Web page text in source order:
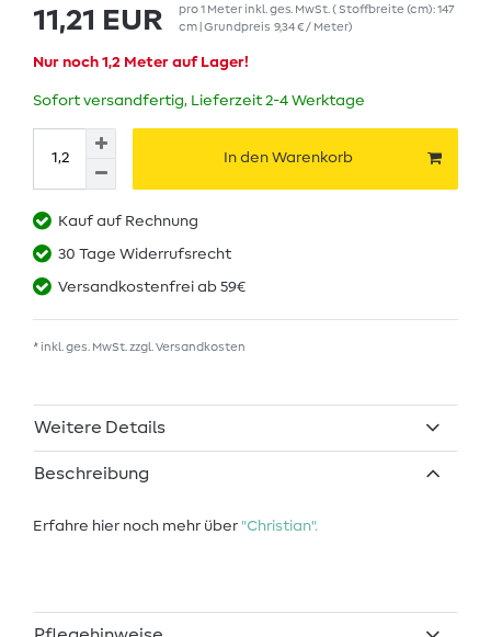
11,21 EUR pro1 Meterinkl. ges. MwSt. ( Stoffbreite (cm): 147
cm | Grundpreis 9,34 € / Meter)
Nur noch 1,2 Meter auf Lager!
Sofort versandfertig, Lieferzeit 2-4 Werktage
In den Warenkorb
Kauf auf Rechnung
30 Tage Widerrufsrecht
Versandkostenfrei ab 59€
* inkl. ges. MwSt. zzgl. Versandkosten
Weitere Details
Beschreibung
Erfahre hier noch mehr über "Christian".